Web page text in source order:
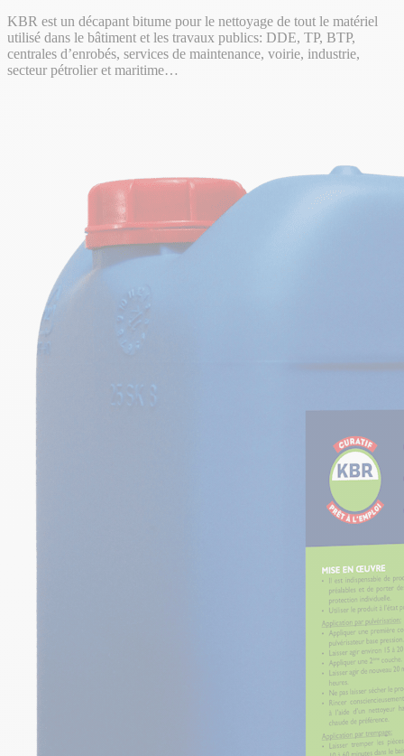
KBR est un décapant bitume pour le nettoyage de tout le matériel
utilisé dans le bâtiment et les travaux publics: DDE, TP, BTP,
centrales d’enrobés, services de maintenance, voirie, industrie,
secteur pétrolier et maritime…